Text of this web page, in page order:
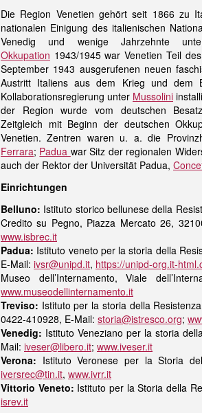
Die Region Venetien gehört seit 1866 zu
nationalen Einigung des italienischen
Venedig und wenige Jahrzehnte
Okkupation 1943/1945 war Venetien Teil
September 1943 ausgerufenen neuen
Austritt Italiens aus dem Krieg und dem
Kollaborationsregierung unter Mussolini
der Region wurde vom deutschen
Zeitgleich mit Beginn der deutschen
Venetien. Zentren waren u. a. die
Ferrara; Padua war Sitz der regionalen
auch der Rektor der Universität Padua,
Einrichtungen
Belluno: Istituto storico bellunese della
Credito su Pegno, Piazza Mercato 26,
www.isbrec.it
Padua: Istituto veneto per la storia della
E-Mail: ivsr@unipd.it, https://unipd-org.it-
Museo dell’Internamento, Viale
www.museodellinternamento.it
Treviso: Istituto per la storia della
0422-410928, E-Mail: storia@istresco.org;
Venedig: Istituto Veneziano per la storia
Mail: iveser@libero.it; www.iveser.it
Verona: Istituto Veronese per la Storia
iversrec@tin.it, www.ivrr.it
Vittorio Veneto: Istituto per la Storia della
isrev.it